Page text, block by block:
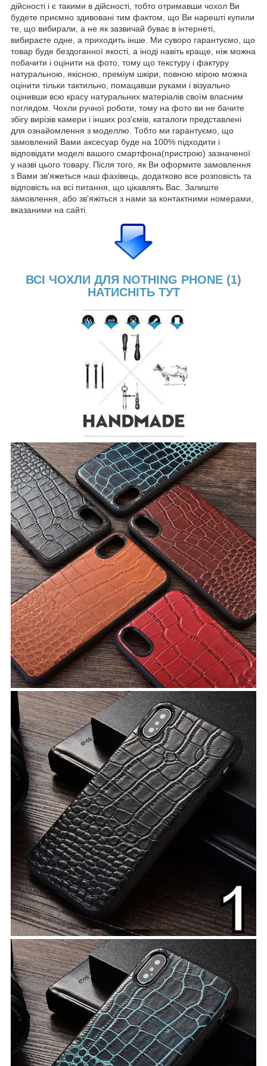
дійсності і є такими в дійсності, тобто отримавши чохол Ви
будете приємно здивовані тим фактом, що Ви нарешті купили
те, що вибирали, а не як зазвичай буває в інтернеті,
вибираєте одне, а приходить інше. Ми суворо гарантуємо, що
товар буде бездоганної якості, а іноді навіть краще, ніж можна
побачити і оцінити на фото, тому що текстуру і фактуру
натуральною, якісною, преміум шкіри, повною мірою можна
оцінити тільки тактильно, помацавши руками і візуально
оцінивши всю красу натуральних матеріалів своїм власним
поглядом. Чохли ручної роботи, тому на фото ви не бачите
збігу вирізів камери і інших роз'ємів, каталоги представлені
для ознайомлення з моделлю. Тобто ми гарантуємо, що
замовлений Вами аксесуар буде на 100% підходити і
відповідати моделі вашого смартфона(пристрою) зазначеної
у назві цього товару. Після того, як Ви оформите замовлення
з Вами зв'яжеться наш фахівець, додатково все розповість та
відповість на всі питання, що цікавлять Вас. Залиште
замовлення, або зв'яжіться з нами за контактними номерами,
вказаними на сайті.
ВСІ ЧОХЛИ ДЛЯ NOTHING PHONE (1)
НАТИСНІТЬ ТУТ